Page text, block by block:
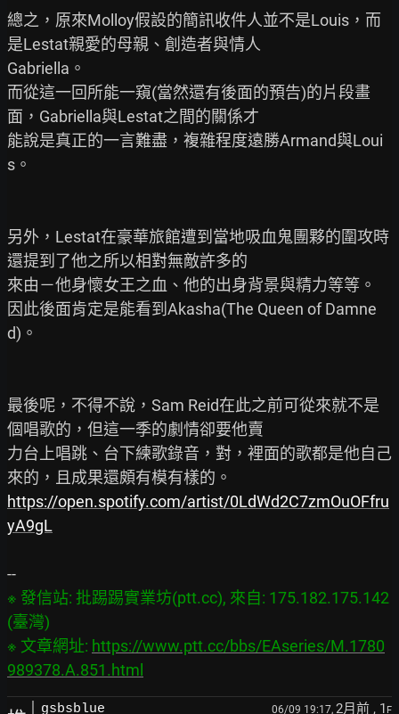
總之，原來Molloy假設的簡訊收件人並不是Louis，而
是Lestat親愛的母親、創造者與情人
Gabriella。
而從這一回所能一窺(當然還有後面的預告)的片段畫
面，Gabriella與Lestat之間的關係才
能說是真正的一言難盡，複雜程度遠勝Armand與Loui
s。
另外，Lestat在豪華旅館遭到當地吸血鬼團夥的圍攻時
還提到了他之所以相對無敵許多的
來由－他身懷女王之血、他的出身背景與精力等等。
因此後面肯定是能看到Akasha(The Queen of Damne
d)。
最後呢，不得不說，Sam Reid在此之前可從來就不是
個唱歌的，但這一季的劇情卻要他賣
力台上唱跳、台下練歌錄音，對，裡面的歌都是他自己
https://open.spotify.com/artist/0LdWd2C7zmOuOFfru
yA9gL
※ 發信站: 批踢踢實業坊(ptt.cc), 來自: 175.182.175.142
(臺灣)
※ 文章網址: https://www.ptt.cc/bbs/EAseries/M.1780
989378.A.851.html
gsbsblue 06/09 19:17, 2月前 , 1 F